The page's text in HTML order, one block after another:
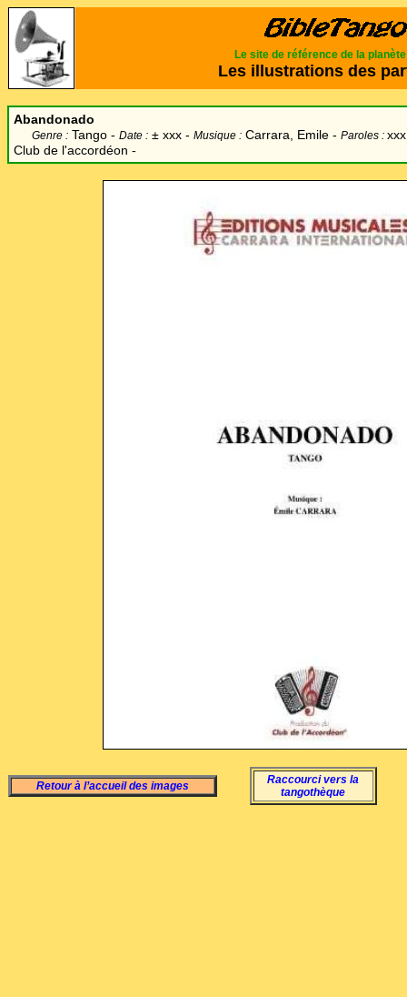
Le site de référence de la planète
Les illustrations des
Abandonado
Genre : Tango - Date : ± xxx - Musique : Carrara, Emile - Paroles : xxx
Club de l'accordéon -
Retour à l’accueil des images
Raccourci vers la
tangothèque